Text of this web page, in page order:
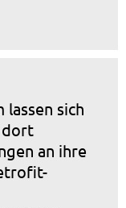
lassen sich
dort
an ihre